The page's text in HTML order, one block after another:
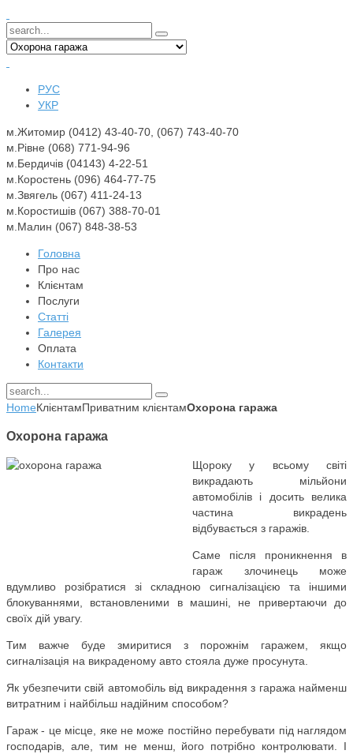
РУС
УКР
м.Житомир (0412) 43-40-70, (067) 743-40-70
м.Рівне (068) 771-94-96
м.Бердичів (04143) 4-22-51
м.Коростень (096) 464-77-75
м.Звягель (067) 411-24-13
м.Коростишів (067) 388-70-01
м.Малин (067) 848-38-53
Головна
Про нас
Клієнтам
Послуги
Статті
Галерея
Оплата
Контакти
HomeКлієнтамПриватним клієнтамОхорона гаража
Охорона гаража
Щороку у всьому світі
викрадають мільйони
автомобілів і досить велика
частина викрадень
відбувається з гаражів.
Саме після проникнення в
гараж злочинець може
вдумливо розібратися зі складною сигналізацією та іншими
блокуваннями, встановленими в машині, не привертаючи до
своїх дій увагу.
Тим важче буде змиритися з порожнім гаражем, якщо
сигналізація на викраденому авто стояла дуже просунута.
Як убезпечити свій автомобіль від викрадення з гаража найменш
витратним і найбільш надійним способом?
Гараж - це місце, яке не може постійно перебувати під наглядом
господарів, але, тим не менш, його потрібно контролювати. І